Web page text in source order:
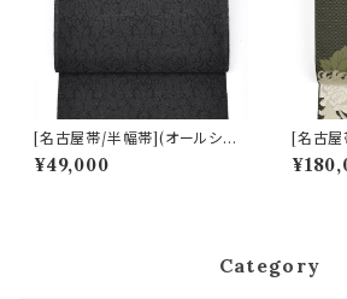
[名古屋帯/半幅帯](オールシー
ズン)西陣織機屋 謹製 墨黒 華
装飾文様 九寸帯 正絹 日本製
¥49,000
[名古
物 謹製 花む
菊 八寸
Category